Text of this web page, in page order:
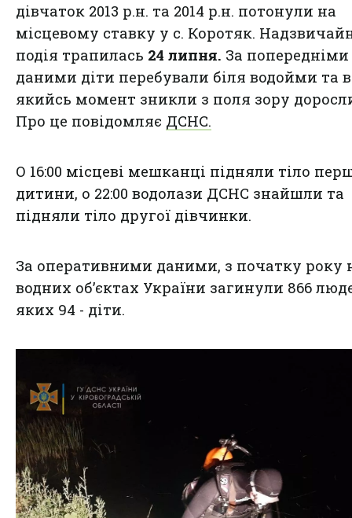
дівчаток 2013 р.н. та 2014 р.н. потонули на
місцевому ставку у с. Коротяк.
подія трапилась 24 липня. За попередніми
даними діти перебували біля водойми та в
якийсь момент зникли з поля зору
Про це повідомляє ДСНС.
О 16:00 місцеві мешканці підняли тіло
дитини, о 22:00 водолази ДСНС знайшли та
підняли тіло другої дівчинки.
За оперативними даними, з початку року
водних об’єктах України загинули 866
яких 94 - діти.